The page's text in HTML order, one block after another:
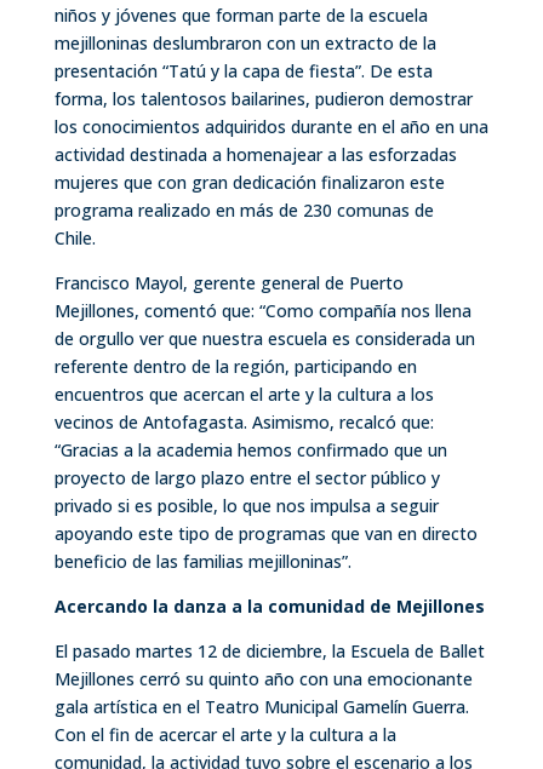
niños y jóvenes que forman parte de la escuela
mejilloninas deslumbraron con un extracto de la
presentación “Tatú y la capa de fiesta”. De esta
forma, los talentosos bailarines, pudieron demostrar
los conocimientos adquiridos durante en el año en una
actividad destinada a homenajear a las esforzadas
mujeres que con gran dedicación finalizaron este
programa realizado en más de 230 comunas de
Chile.
Francisco Mayol, gerente general de Puerto
Mejillones, comentó que: “Como compañía nos llena
de orgullo ver que nuestra escuela es considerada un
referente dentro de la región, participando en
encuentros que acercan el arte y la cultura a los
vecinos de Antofagasta. Asimismo, recalcó que:
“Gracias a la academia hemos confirmado que un
proyecto de largo plazo entre el sector público y
privado si es posible, lo que nos impulsa a seguir
apoyando este tipo de programas que van en directo
beneficio de las familias mejilloninas”.
Acercando la danza a la comunidad de Mejillones
El pasado martes 12 de diciembre, la Escuela de Ballet
Mejillones cerró su quinto año con una emocionante
gala artística en el Teatro Municipal Gamelín Guerra.
Con el fin de acercar el arte y la cultura a la
comunidad, la actividad tuvo sobre el escenario a los